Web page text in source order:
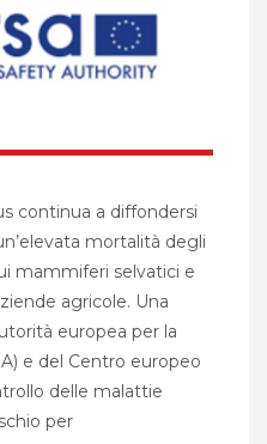
continua a diffondersi
mortalità degli
mammiferi selvatici e
agricole. Una
europea per la
e del Centro europeo
delle malattie
per